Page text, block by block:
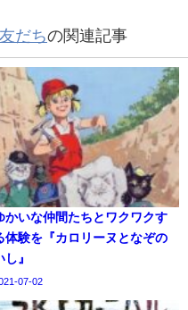
だちの関連記事
かいな仲間たちとワクワクす
体験を『カロリーヌとなぞの
し』
07-02